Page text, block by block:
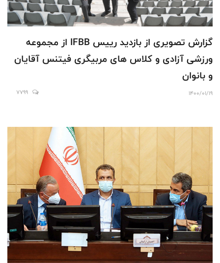
گزارش تصویری از بازدید رییس IFBB از مجموعه
ورزشی آزادی و کلاس های مربیگری فیتنس آقایان
و بانوان
1400/01/19
7799